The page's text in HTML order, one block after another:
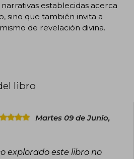
establecidas acerca
sino que también invita a
de revelación divina.
libro
Martes 09 de Junio,
explorado este libro no